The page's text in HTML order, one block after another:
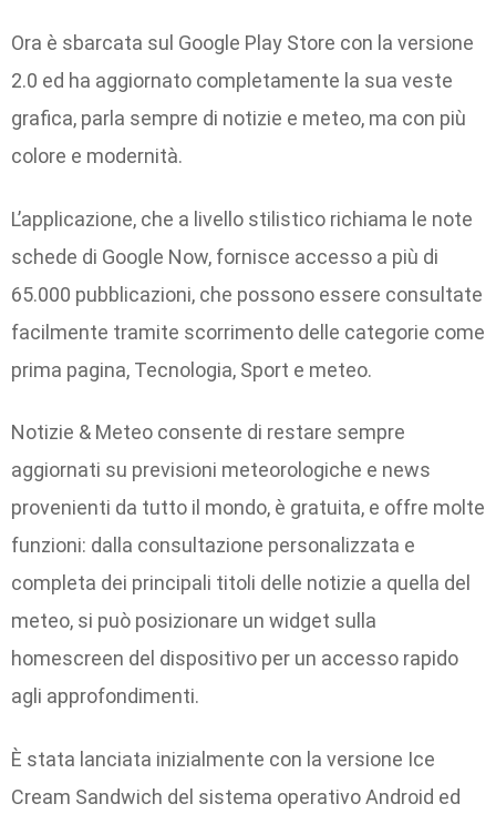
Ora è sbarcata sul Google Play Store con la versione
2.0 ed ha aggiornato completamente la sua veste
grafica, parla sempre di notizie e meteo, ma con più
colore e modernità.
L’applicazione, che a livello stilistico richiama le note
schede di Google Now, fornisce accesso a più di
65.000 pubblicazioni, che possono essere consultate
facilmente tramite scorrimento delle categorie come
prima pagina, Tecnologia, Sport e meteo.
Notizie & Meteo consente di restare sempre
aggiornati su previsioni meteorologiche e news
provenienti da tutto il mondo, è gratuita, e offre molte
funzioni: dalla consultazione personalizzata e
completa dei principali titoli delle notizie a quella del
meteo, si può posizionare un widget sulla
homescreen del dispositivo per un accesso rapido
agli approfondimenti.
È stata lanciata inizialmente con la versione Ice
Cream Sandwich del sistema operativo Android ed